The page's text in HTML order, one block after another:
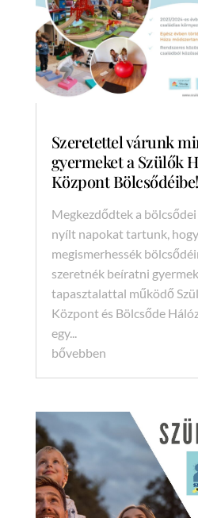
Szeretettel várunk
gyermeket a Szülők
Központ Bölcsődéibe!
Megkezdődtek a
nyílt napokat tartunk,
megismerhessék
szeretnék beíratni
tapasztalattal működő
Központ és Bölcsőde
egy...
bővebben